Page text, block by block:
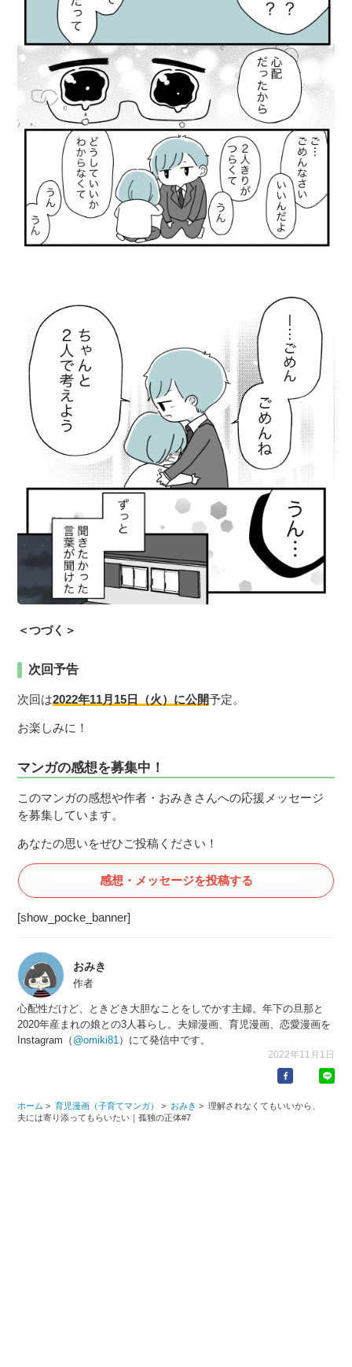
＜つづく＞
次回予告
次回は2022年11月15日（火）に公開予定。
お楽しみに！
マンガの感想を募集中！
このマンガの感想や作者・おみきさんへの応援メッセージ
を募集しています。
あなたの思いをぜひご投稿ください！
感想・メッセージを投稿する
[show_pocke_banner]
おみき
作者
心配性だけど、ときどき大胆なことをしでかす主婦。年下の旦那と
2020年産まれの娘との3人暮らし。夫婦漫画、育児漫画、恋愛漫画を
Instagram（ @omiki81 ）にて発信中です。
2022年11月1日
ホーム > 育児漫画（子育てマンガ） > おみき > 理解されなくてもいいから、
夫には寄り添ってもらいたい｜孤独の正体#7